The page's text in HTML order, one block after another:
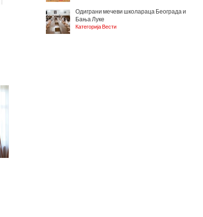
Одиграни мечеви школараца Београда и
Бања Луке
Категорија Вести